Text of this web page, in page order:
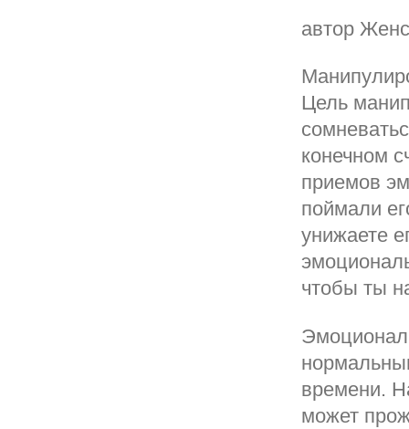
автор
Цель
конечном
приемов
поймали
унижаете
чтобы ты
времени.
может